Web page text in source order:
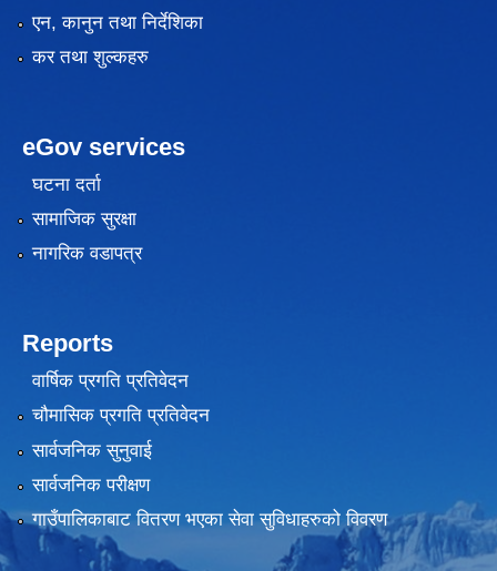
एन, कानुन तथा निर्देशिका
कर तथा शुल्कहरु
eGov services
घटना दर्ता
सामाजिक सुरक्षा
नागरिक वडापत्र
Reports
वार्षिक प्रगति प्रतिवेदन
चौमासिक प्रगति प्रतिवेदन
सार्वजनिक सुनुवाई
सार्वजनिक परीक्षण
गाउँपालिकाबाट वितरण भएका सेवा सुविधाहरुको विवरण